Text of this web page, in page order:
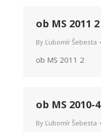
ob MS 2011 2
By Ľubomír Šebesta
ob MS 2011 2
ob MS 2010-4
By Ľubomír Šebesta